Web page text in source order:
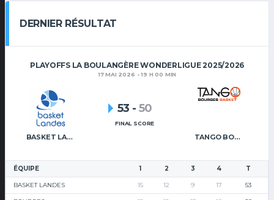
DERNIER RÉSULTAT
PLAYOFFS LA BOULANGÈRE WONDERLIGUE 2025/2026
17 MAI 2026 - 19 H 00 MIN
BASKET LANDES TANGO BOURGES BASKET
53 - 50
FINAL SCORE
ÉQUIPE 1 2 3 4 T
BASKET LANDES 15 12 9 17 53